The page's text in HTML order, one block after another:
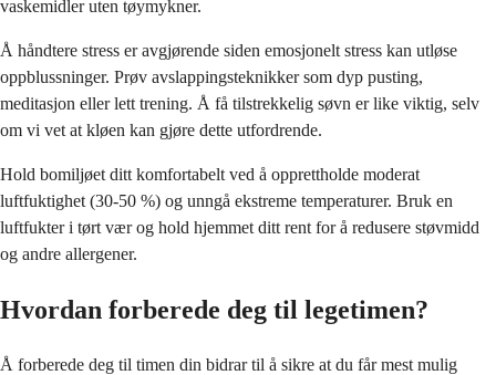
vaskemidler uten tøymykner.
Å håndtere stress er avgjørende siden emosjonelt stress kan utløse
oppblussninger. Prøv avslappingsteknikker som dyp pusting,
meditasjon eller lett trening. Å få tilstrekkelig søvn er like viktig, selv
om vi vet at kløen kan gjøre dette utfordrende.
Hold bomiljøet ditt komfortabelt ved å opprettholde moderat
luftfuktighet (30-50 %) og unngå ekstreme temperaturer. Bruk en
luftfukter i tørt vær og hold hjemmet ditt rent for å redusere støvmidd
og andre allergener.
Hvordan forberede deg til legetimen?
Å forberede deg til timen din bidrar til å sikre at du får mest mulig